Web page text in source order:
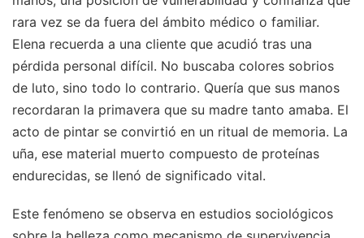
rara vez se da fuera del ámbito médico o familiar.
Elena recuerda a una cliente que acudió tras una
pérdida personal difícil. No buscaba colores sobrios
de luto, sino todo lo contrario. Quería que sus manos
recordaran la primavera que su madre tanto amaba. El
acto de pintar se convirtió en un ritual de memoria. La
uña, ese material muerto compuesto de proteínas
endurecidas, se llenó de significado vital.
Este fenómeno se observa en estudios sociológicos